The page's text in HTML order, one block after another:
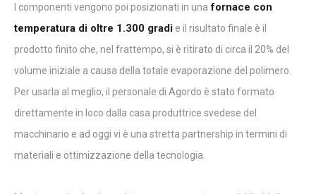
I componenti vengono poi posizionati in una fornace con
temperatura di oltre 1.300 gradi e il risultato finale è il
prodotto finito che, nel frattempo, si è ritirato di circa il 20% del
volume iniziale a causa della totale evaporazione del polimero.
Per usarla al meglio, il personale di Agordo è stato formato
direttamente in loco dalla casa produttrice svedese del
macchinario e ad oggi vi è una stretta partnership in termini di
materiali e ottimizzazione della tecnologia.